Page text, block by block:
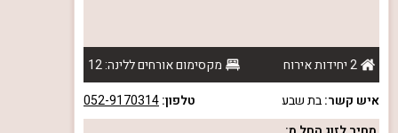
2 יחידות אירוח
מקסימום אורחים ללינה: 12
איש קשר:בת שבע טלפון:052-9170314